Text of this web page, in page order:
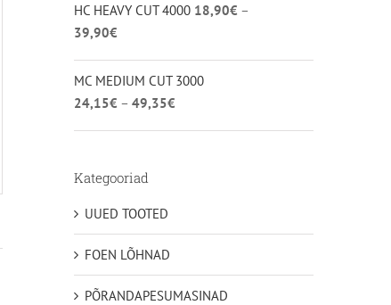
kuni
HC HEAVY CUT 4000 18,90€ –
39,90€Hinnavahemik:
kuni
39,90€
MC MEDIUM CUT 3000
24,15€ – 49,35€Hinnavahemik:
Kategooriad
UUED TOOTED
FOEN LÕHNAD
PÕRANDAPESUMASINAD